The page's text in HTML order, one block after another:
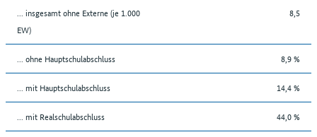
... insgesamt ohne Externe (je 1.000
EW)
8,5
... ohne Hauptschulabschluss 8,9 %
... mit Hauptschulabschluss 14,4 %
... mit Realschulabschluss 44,0 %